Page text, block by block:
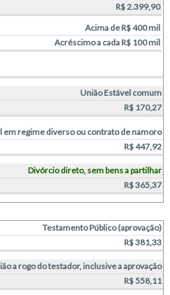
R$ 2.399,90
Acima de R$ 400 mil
Acréscimo a cada R$ 100 mil
União Estável comum
R$ 170,27
em regime diverso ou contrato de namoro
R$ 447,92
Divórcio direto, sem bens a partilhar
R$ 365,37
Testamento Público (aprovação)
R$ 381,33
a rogo do testador, inclusive a aprovação
R$ 558,11